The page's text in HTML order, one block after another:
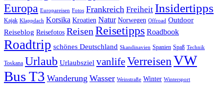
Europa Europareisen Fotos Frankreich Freiheit Insidertipps
Kajak Klappdach Korsika Kroatien Natur Norwegen Offroad Outdoor
Reiseblog Reisefotos ReisenReisetipps Roadbook
Roadtrip schönes Deutschland Skandinavien Spanien Spaß Technik
Toskana Urlaub Urlaubsziel vanlifeVerreisenVW
Bus T3 Wanderung Wasser Weinstraße Winter Wintersport